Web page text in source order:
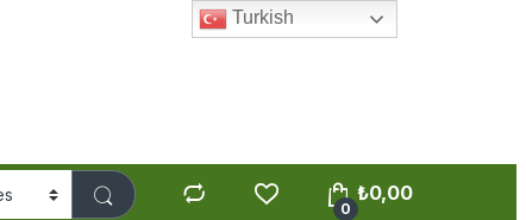
0
₺0,00
Turkish